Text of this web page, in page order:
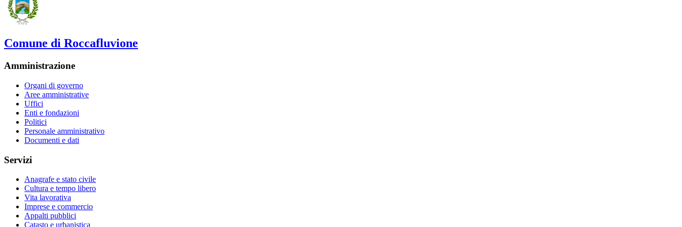
Comune di Roccafluvione
Amministrazione
Organi di governo
Aree amministrative
Uffici
Enti e fondazioni
Politici
Personale amministrativo
Documenti e dati
Servizi
Anagrafe e stato civile
Cultura e tempo libero
Vita lavorativa
Imprese e commercio
Appalti pubblici
Catasto e urbanistica